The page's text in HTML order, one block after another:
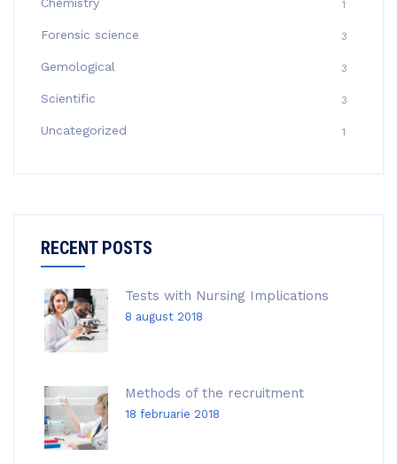
1
Forensic science 3
Gemological 3
Scientific 3
Uncategorized 1
RECENT POSTS
Tests with Nursing Implications
8 august 2018
Methods of the recruitment
18 februarie 2018